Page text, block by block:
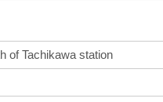
of Tachikawa station